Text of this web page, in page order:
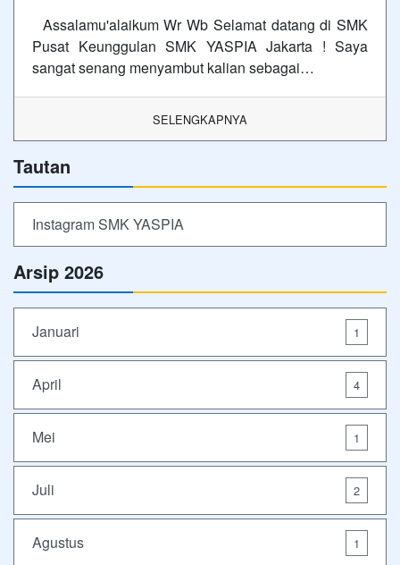
Assalamu'alaikum Wr Wb Selamat datang di SMK
Pusat Keunggulan SMK YASPIA Jakarta ! Saya
sangat senang menyambut kalian sebagai…
SELENGKAPNYA
Tautan
Instagram SMK YASPIA
Arsip 2026
Januari 1
April 4
Mei 1
Juli 2
Agustus 1